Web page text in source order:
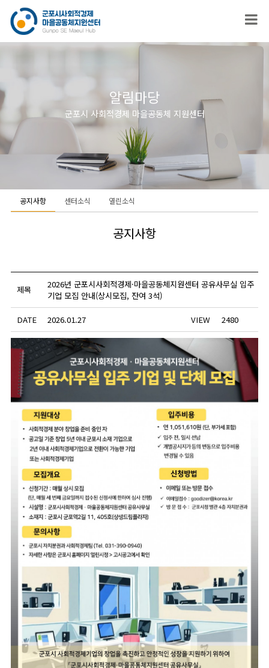
알림마당
군포시 사회적경제 마을공동체 지원센터
공지사항 센터소식 열린소식
공지사항
제목
2026년 군포시사회적경제·마을공동체지원센터 공유사무실 입주
기업 모집 안내(상시모집, 잔여 3석)
DATE 2026.01.27 VIEW 2480